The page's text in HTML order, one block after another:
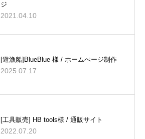
ジ
2021.04.10
[遊漁船]BlueBlue 様 / ホームぺージ制作
2025.07.17
[工具販売] HB tools様 / 通販サイト
2022.07.20